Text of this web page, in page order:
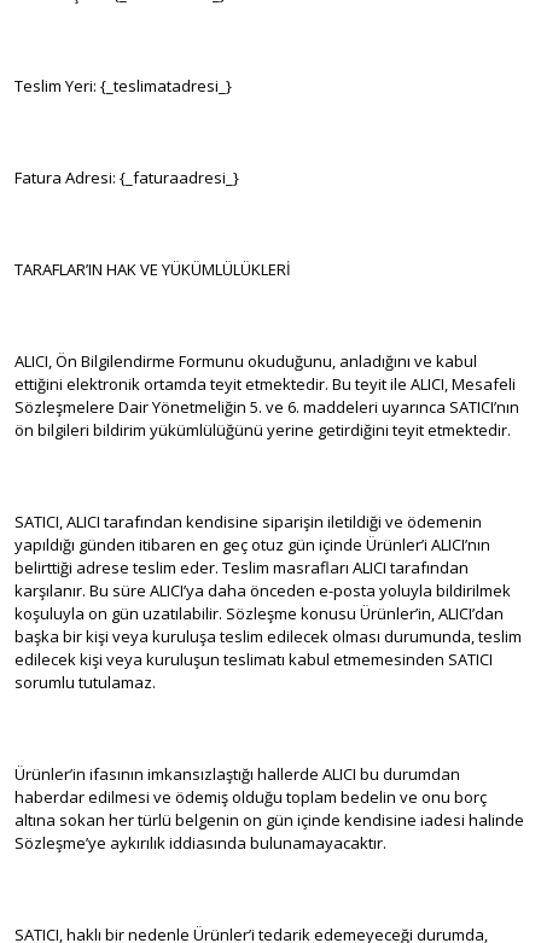
Teslim Yeri: {_teslimatadresi_}
Fatura Adresi: {_faturaadresi_}
TARAFLAR’IN HAK VE YÜKÜMLÜLÜKLERİ
ALICI, Ön Bilgilendirme Formunu okuduğunu, anladığını ve kabul
ettiğini elektronik ortamda teyit etmektedir. Bu teyit ile ALICI, Mesafeli
Sözleşmelere Dair Yönetmeliğin 5. ve 6. maddeleri uyarınca SATICI’nın
ön bilgileri bildirim yükümlülüğünü yerine getirdiğini teyit etmektedir.
SATICI, ALICI tarafından kendisine siparişin iletildiği ve ödemenin
yapıldığı günden itibaren en geç otuz gün içinde Ürünler’i ALICI’nın
belirttiği adrese teslim eder. Teslim masrafları ALICI tarafından
karşılanır. Bu süre ALICI’ya daha önceden e-posta yoluyla bildirilmek
koşuluyla on gün uzatılabilir. Sözleşme konusu Ürünler’in, ALICI’dan
başka bir kişi veya kuruluşa teslim edilecek olması durumunda, teslim
edilecek kişi veya kuruluşun teslimatı kabul etmemesinden SATICI
sorumlu tutulamaz.
Ürünler’in ifasının imkansızlaştığı hallerde ALICI bu durumdan
haberdar edilmesi ve ödemiş olduğu toplam bedelin ve onu borç
altına sokan her türlü belgenin on gün içinde kendisine iadesi halinde
Sözleşme’ye aykırılık iddiasında bulunamayacaktır.
SATICI, haklı bir nedenle Ürünler’i tedarik edemeyeceği durumda,